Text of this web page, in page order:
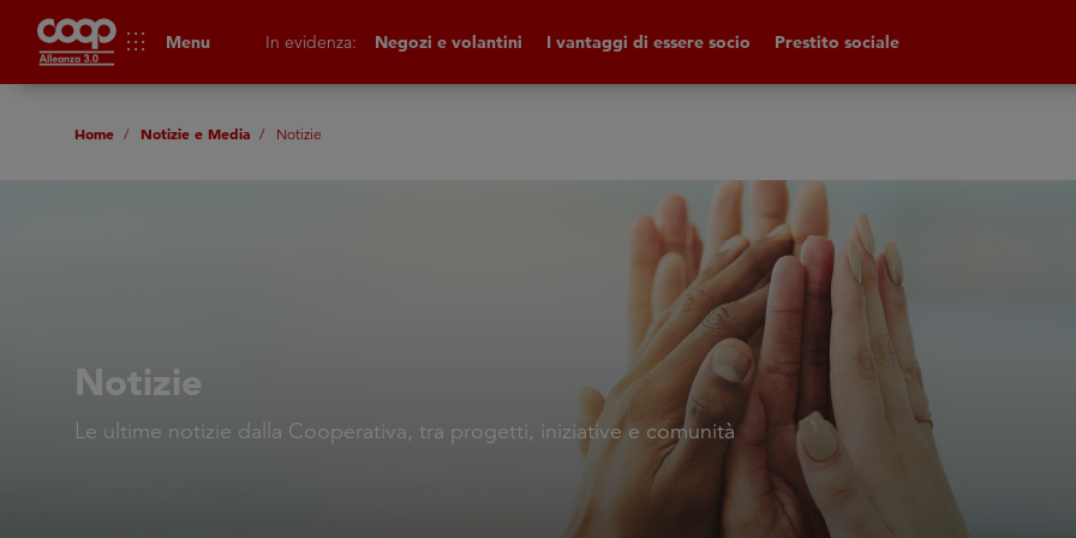
apps Menu In evidenza: Negozi e volantini I vantaggi di essere socio Prestito sociale
Home Notizie e Media Notizie
Notizie
Le ultime notizie dalla Cooperativa, tra progetti, iniziative e comunità